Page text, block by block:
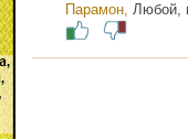
Парамон, Любой,